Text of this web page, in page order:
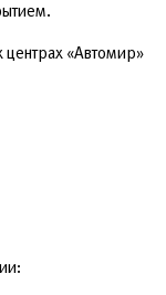
центрах «Автомир»